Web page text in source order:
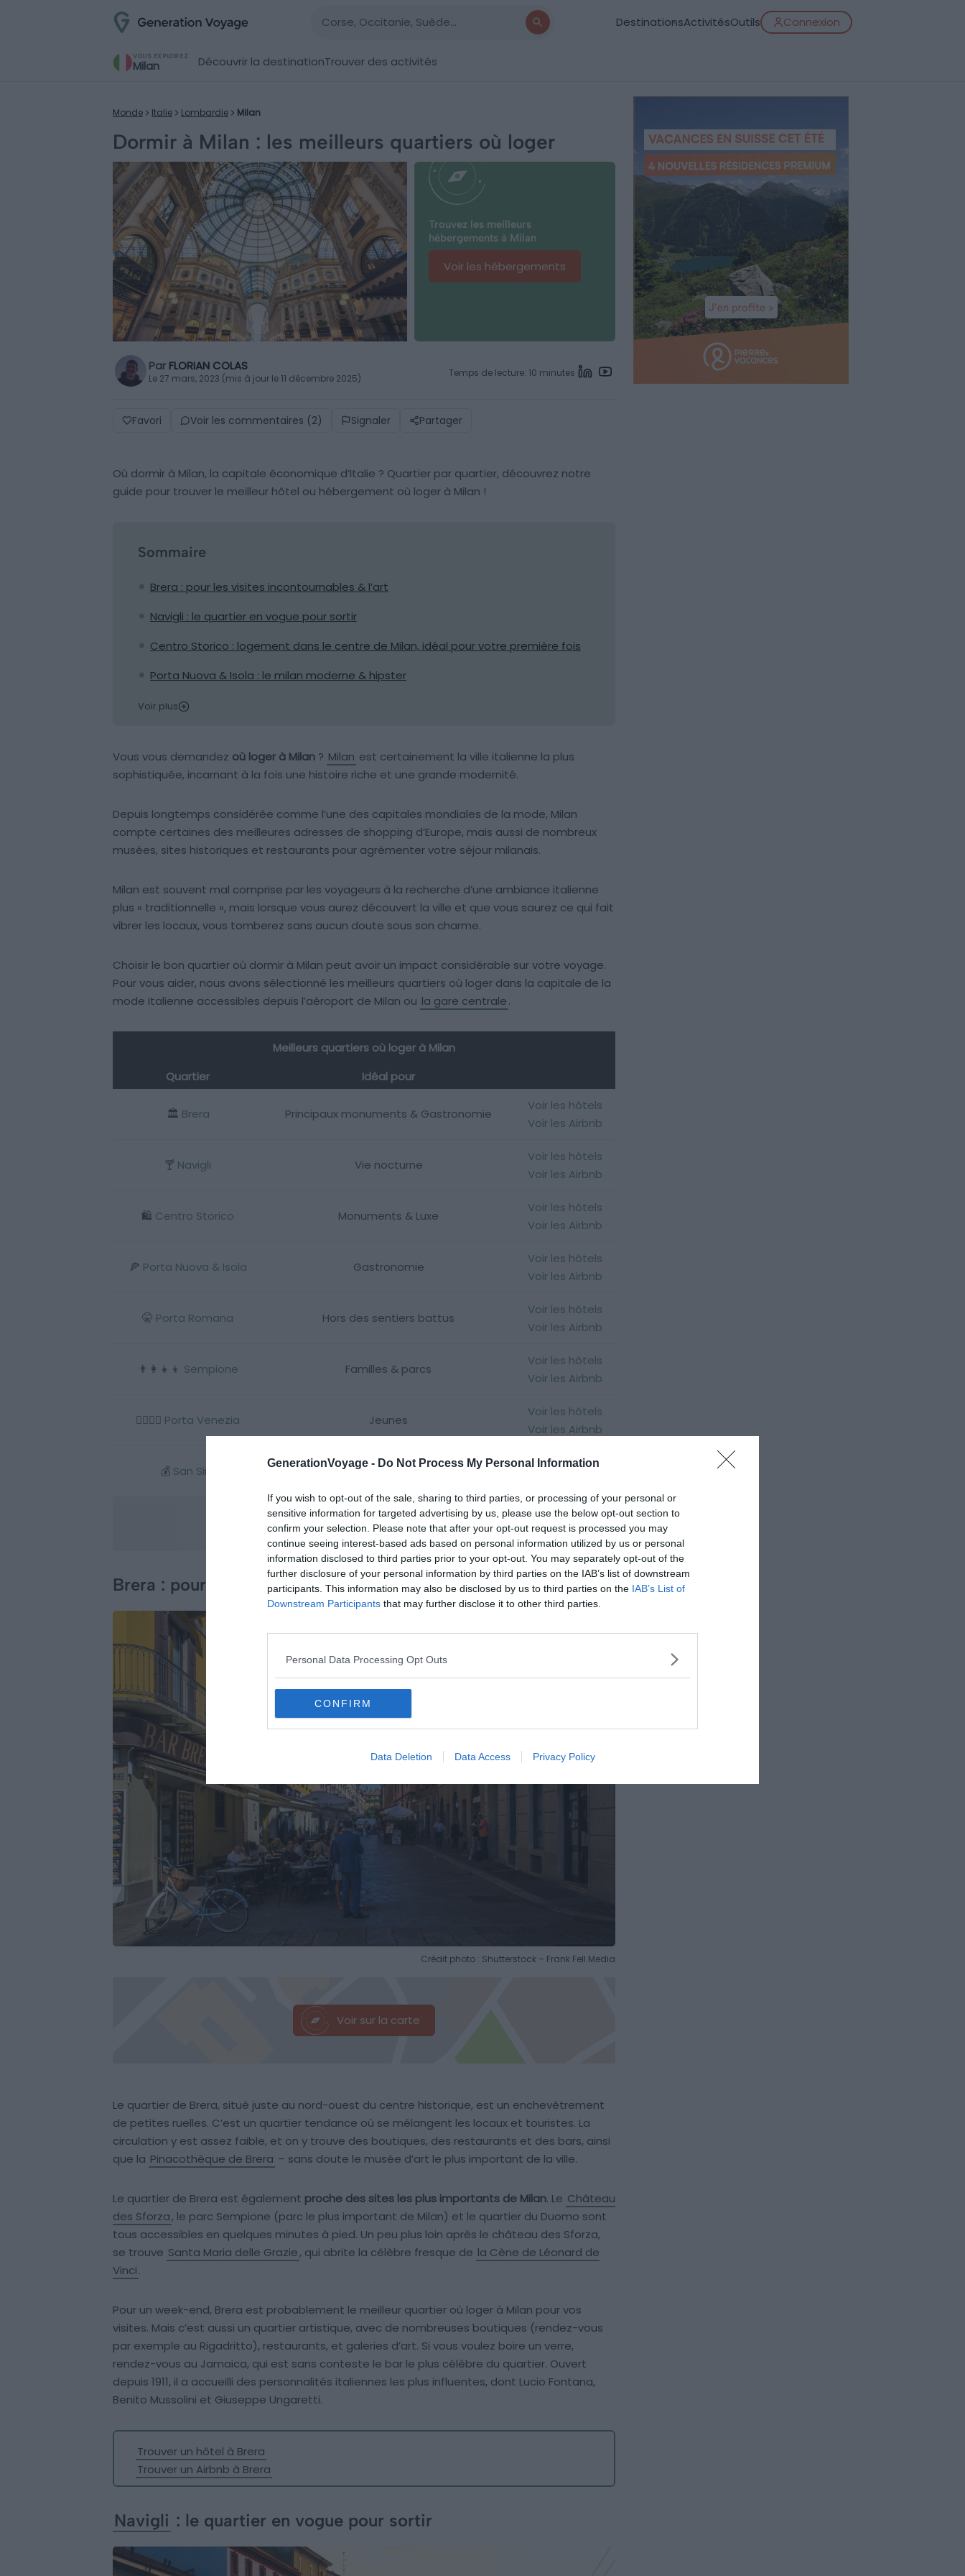
GenerationVoyage - Do Not Process My Personal Information
If you wish to opt-out of the sale, sharing to third parties, or processing of your personal or
sensitive information for targeted advertising by us, please use the below opt-out section to
confirm your selection. Please note that after your opt-out request is processed you may
continue seeing interest-based ads based on personal information utilized by us or personal
information disclosed to third parties prior to your opt-out. You may separately opt-out of the
further disclosure of your personal information by third parties on the IAB’s list of downstream
participants. This information may also be disclosed by us to third parties on the IAB’s List of
Downstream Participants that may further disclose it to other third parties.
Personal Data Processing Opt Outs
CONFIRM
Data Deletion Data Access Privacy Policy
DestinationsActivitésOutils Connexion
VOUS EXPLOREZ
Milan Découvrir la destinationTrouver des activités
Monde Italie Lombardie Milan
Dormir à Milan : les meilleurs quartiers où loger
Trouvez les meilleurs
hébergements à Milan
Voir les hébergements
Par FLORIAN COLAS
Le 27 mars, 2023 (mis à jour le 11 décembre 2025) Temps de lecture: 10 minutes
Favori Voir les commentaires (2) Signaler Partager
Où dormir à Milan, la capitale économique d’Italie ? Quartier par quartier, découvrez notre
guide pour trouver le meilleur hôtel ou hébergement où loger à Milan !
Sommaire
Brera : pour les visites incontournables & l’art
Navigli : le quartier en vogue pour sortir
Centro Storico : logement dans le centre de Milan, idéal pour votre première fois
Porta Nuova & Isola : le milan moderne & hipster
Voir plus
Vous vous demandez où loger à Milan ? Milan est certainement la ville italienne la plus
sophistiquée, incarnant à la fois une histoire riche et une grande modernité.
Depuis longtemps considérée comme l’une des capitales mondiales de la mode, Milan
compte certaines des meilleures adresses de shopping d’Europe, mais aussi de nombreux
musées, sites historiques et restaurants pour agrémenter votre séjour milanais.
Milan est souvent mal comprise par les voyageurs à la recherche d’une ambiance italienne
plus « traditionnelle », mais lorsque vous aurez découvert la ville et que vous saurez ce qui fait
vibrer les locaux, vous tomberez sans aucun doute sous son charme.
Choisir le bon quartier où dormir à Milan peut avoir un impact considérable sur votre voyage.
Pour vous aider, nous avons sélectionné les meilleurs quartiers où loger dans la capitale de la
mode italienne accessibles depuis l’aéroport de Milan ou la gare centrale.
Meilleurs quartiers où loger à Milan
Quartier
Idéal pour
🏛️ Brera Principaux monuments & Gastronomie
Voir les hôtels
Voir les Airbnb
🍸 Navigli Vie nocturne
Voir les hôtels
Voir les Airbnb
🛍️ Centro Storico Monuments & Luxe
Voir les hôtels
Voir les Airbnb
🍕 Porta Nuova & Isola Gastronomie
Voir les hôtels
Voir les Airbnb
🤫 Porta Romana Hors des sentiers battus
Voir les hôtels
Voir les Airbnb
👨‍👩‍👧‍👦 Sempione Familles & parcs
Voir les hôtels
Voir les Airbnb
🙋‍♂️🙋‍♀️ Porta Venezia Jeunes
Voir les hôtels
Voir les Airbnb
💰 San Siro Petits budgets
Voir les hôtels
Brera : pour les visites incontournables & l’art
Crédit photo : Shutterstock – Frank Fell Media
Voir sur la carte
Le quartier de Brera, situé juste au nord-ouest du centre historique, est un enchevêtrement
de petites ruelles. C’est un quartier tendance où se mélangent les locaux et touristes. La
circulation y est assez faible, et on y trouve des boutiques, des restaurants et des bars, ainsi
que la Pinacothèque de Brera – sans doute le musée d’art le plus important de la ville.
Le quartier de Brera est également proche des sites les plus importants de Milan. Le Château
des Sforza, le parc Sempione (parc le plus important de Milan) et le quartier du Duomo sont
tous accessibles en quelques minutes à pied. Un peu plus loin après le château des Sforza,
se trouve Santa Maria delle Grazie, qui abrite la célèbre fresque de la Cène de Léonard de
Vinci.
Pour un week-end, Brera est probablement le meilleur quartier où loger à Milan pour vos
visites. Mais c’est aussi un quartier artistique, avec de nombreuses boutiques (rendez-vous
par exemple au Rigadritto), restaurants, et galeries d’art. Si vous voulez boire un verre,
rendez-vous au Jamaica, qui est sans conteste le bar le plus célèbre du quartier. Ouvert
depuis 1911, il a accueilli des personnalités italiennes les plus influentes, dont Lucio Fontana,
Benito Mussolini et Giuseppe Ungaretti.
Trouver un hôtel à Brera
Trouver un Airbnb à Brera
Navigli : le quartier en vogue pour sortir